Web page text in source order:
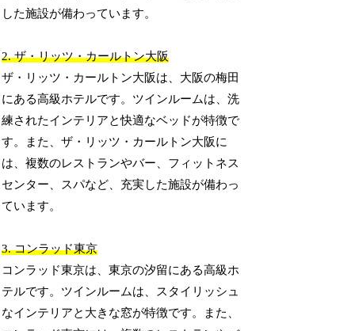
した施設が備わっています。
2. ザ・リッツ・カールトン大阪
ザ・リッツ・カールトン大阪は、大阪の梅田
にある高級ホテルです。ツインルームは、洗
練されたインテリアと快適なベッドが特徴で
す。また、ザ・リッツ・カールトン大阪に
は、複数のレストランやバー、フィットネス
センター、スパなど、充実した施設が備わっ
ています。
3. コンラッド東京
コンラッド東京は、東京の汐留にある高級ホ
テルです。ツインルームは、スタイリッシュ
なインテリアと大きな窓が特徴です。また、